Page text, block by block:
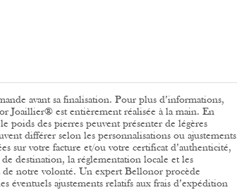
avant sa finalisation. Pour plus d’informations,
Joaillier® est entièrement réalisée à la main. En
poids des pierres peuvent présenter de légères
différer selon les personnalisations ou ajustements
sur votre facture et/ou votre certificat d’authenticité,
destination, la réglementation locale et les
de notre volonté. Un expert Bellonor procède
éventuels ajustements relatifs aux frais d’expédition